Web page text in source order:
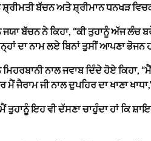
ਸ਼੍ਰੀਮਤੀ ਬੱਚਨ ਅਤੇ ਸ਼੍ਰੀਮਾਨ ਧਨਖੜ
ਬੱਚਨ ਨੇ ਕਿਹਾ, “ਕੀ ਤੁਹਾਨੂੰ ਅੱਜ ਲੰਚ
ਦਾ ਨਾਮ ਲਏ ਬਿਨਾਂ ਤੁਸੀਂ ਆਪਣਾ
ਨਾਲ ਜਵਾਬ ਦਿੰਦੇ ਹੋਏ ਕਿਹਾ,
ਜੈਰਾਮ ਜੀ ਨਾਲ ਦੁਪਹਿਰ ਦਾ ਖਾਣਾ
ਤੁਹਾਨੂੰ ਇਹ ਵੀ ਦੱਸਣਾ ਚਾਹੁੰਦਾ ਹਾਂ ਕਿ